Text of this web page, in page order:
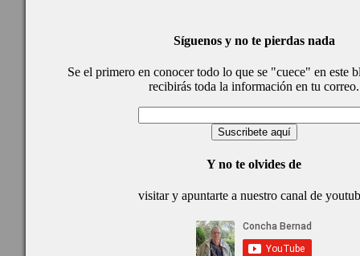
Legumbres y cereales
Síguenos y no te pierdas nada
Se el primero en conocer todo lo que se "cuece" en este
recibirás toda la información en tu correo.
Y no te olvides de
visitar y apuntarte a nuestro canal de